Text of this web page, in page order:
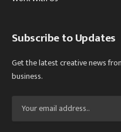
Subscribe to Updates
Get the latest creative news
business.